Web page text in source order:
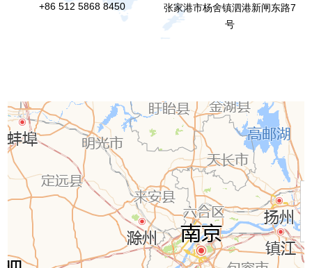
+86 512 5868 8450
张家港市杨舍镇泗港新闸东路7
号